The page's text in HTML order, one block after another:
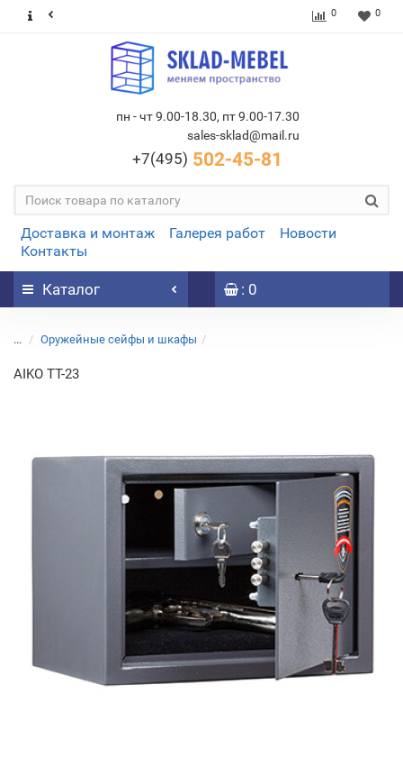
0 0
пн - чт 9.00-18.30, пт 9.00-17.30
sales-sklad@mail.ru
+7(495) 502-45-81
Доставка и монтаж Галерея работ
Новости
Контакты
Каталог : 0
... Оружейные сейфы и шкафы
AIKO TT-23